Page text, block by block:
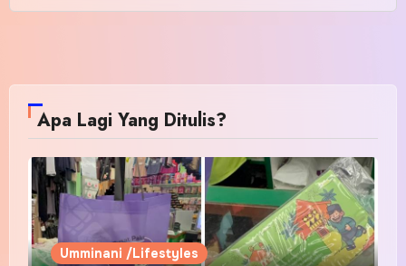
Apa Lagi Yang Ditulis?
Umminani /Lifestyles